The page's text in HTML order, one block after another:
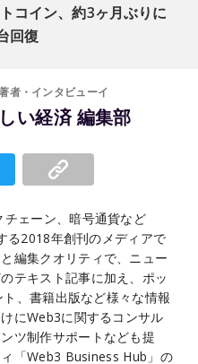
トコイン、約3ヶ月ぶりに
回復
者・インタビューイ
い経済 編集部
チェーン、暗号通貨など
る2018年創刊のメディアで
編集クオリティで、ニュー
テキスト記事に加え、ポッ
、書籍出版など様々な情報
にWeb3に関するコンサル
ツ制作サポートなども提
「Web3 Business Hub」の